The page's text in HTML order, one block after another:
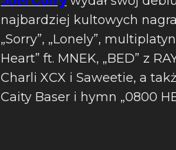
najbardziej kultowych
„Sorry”, „Lonely”,
Heart” ft. MNEK, „BED” z
Charli XCX i Saweetie, a
Caity Baser i hymn „0800